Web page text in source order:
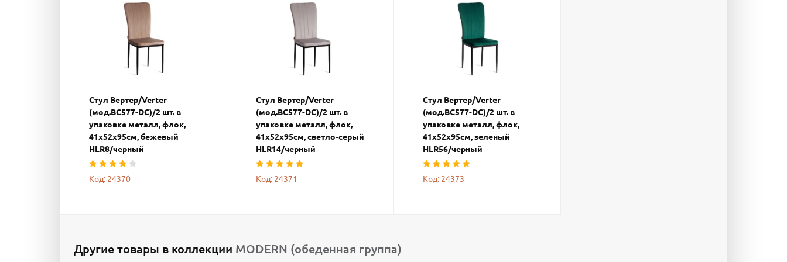
Стул Вертер/Verter
(мод.BC577-DC)/2 шт. в
упаковке металл, флок,
41х52х95см, бежевый
HLR8/черный
Код: 24370
Стул Вертер/Verter
(мод.BC577-DC)/2 шт. в
упаковке металл, флок,
41х52х95см, светло-серый
HLR14/черный
Код: 24371
Стул Вертер/Verter
(мод.BC577-DC)/2 шт. в
упаковке металл, флок,
41х52х95см, зеленый
HLR56/черный
Код: 24373
Другие товары в коллекции MODERN (обеденная группа)